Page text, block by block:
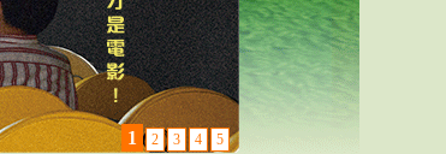
1 2 3 4 5